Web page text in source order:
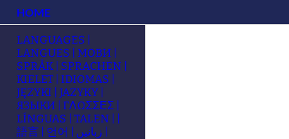
HOME
LANGUAGES |
LANGUES | МОВИ |
SPRÅK | SPRACHEN |
KIELET | IDIOMAS |
JĘZYKI | JAZYKY |
ЯЗЫКИ | ΓΛΩΣΣΕΣ |
LÍNGUAS | TALEN | |
語言 | 언어 | زبانیں |